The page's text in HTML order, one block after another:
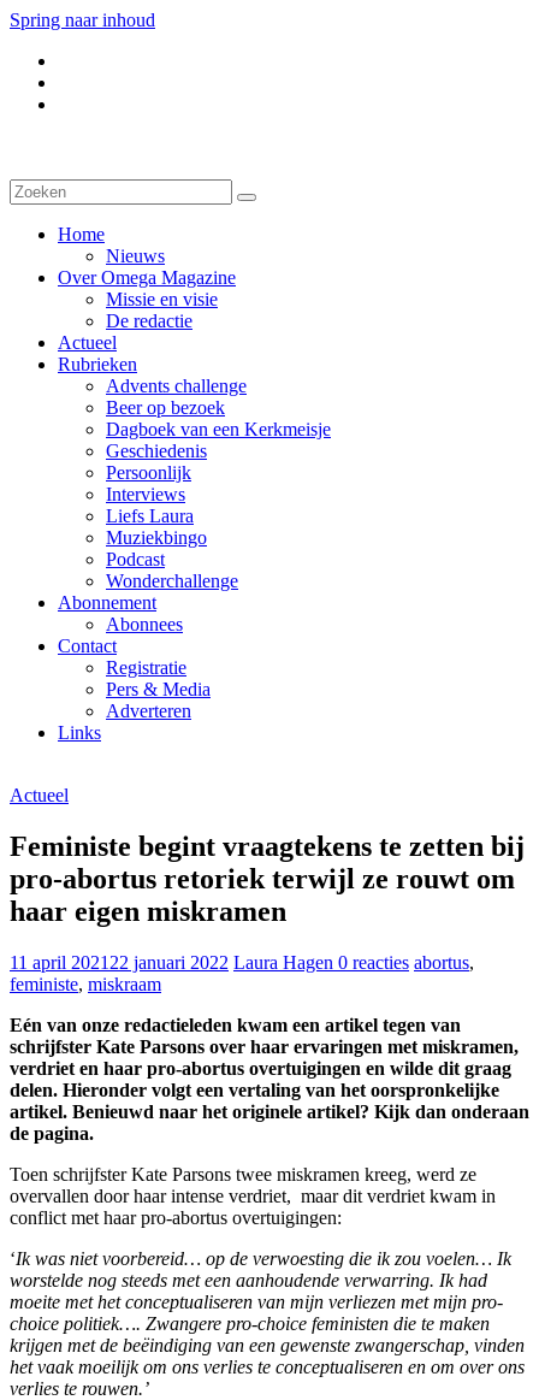
Spring naar inhoud
Home
Nieuws
Over Omega Magazine
Missie en visie
De redactie
Actueel
Rubrieken
Advents challenge
Beer op bezoek
Dagboek van een Kerkmeisje
Geschiedenis
Persoonlijk
Interviews
Liefs Laura
Muziekbingo
Podcast
Wonderchallenge
Abonnement
Abonnees
Contact
Registratie
Pers & Media
Adverteren
Links
Actueel
Feministe begint vraagtekens te zetten bij
pro-abortus retoriek terwijl ze rouwt om
haar eigen miskramen
11 april 2021 22 januari 2022 Laura Hagen 0 reacties abortus,
feministe, miskraam
Eén van onze redactieleden kwam een artikel tegen van
schrijfster Kate Parsons over haar ervaringen met miskramen,
verdriet en haar pro-abortus overtuigingen en wilde dit graag
delen. Hieronder volgt een vertaling van het oorspronkelijke
artikel. Benieuwd naar het originele artikel? Kijk dan onderaan
de pagina.
Toen schrijfster Kate Parsons twee miskramen kreeg, werd ze
overvallen door haar intense verdriet, maar dit verdriet kwam in
conflict met haar pro-abortus overtuigingen:
‘Ik was niet voorbereid… op de verwoesting die ik zou voelen… Ik
worstelde nog steeds met een aanhoudende verwarring. Ik had
moeite met het conceptualiseren van mijn verliezen met mijn pro-
choice politiek…. Zwangere pro-choice feministen die te maken
krijgen met de beëindiging van een gewenste zwangerschap, vinden
het vaak moeilijk om ons verlies te conceptualiseren en om over ons
verlies te rouwen.’